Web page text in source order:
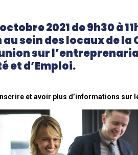
2021 de 9h30 à
sein des locaux de la
sur
et d’Emploi.
et avoir plus d’informations sur